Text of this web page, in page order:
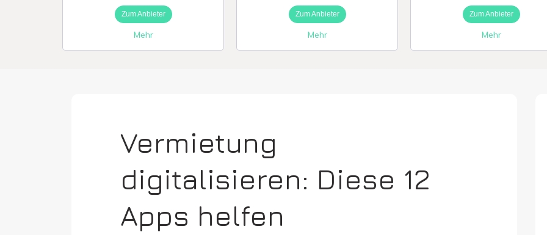
Zum Anbieter
Mehr
Zum Anbieter
Mehr
Zum Anbieter
Mehr
Vermietung
digitalisieren: Diese 12
Apps helfen